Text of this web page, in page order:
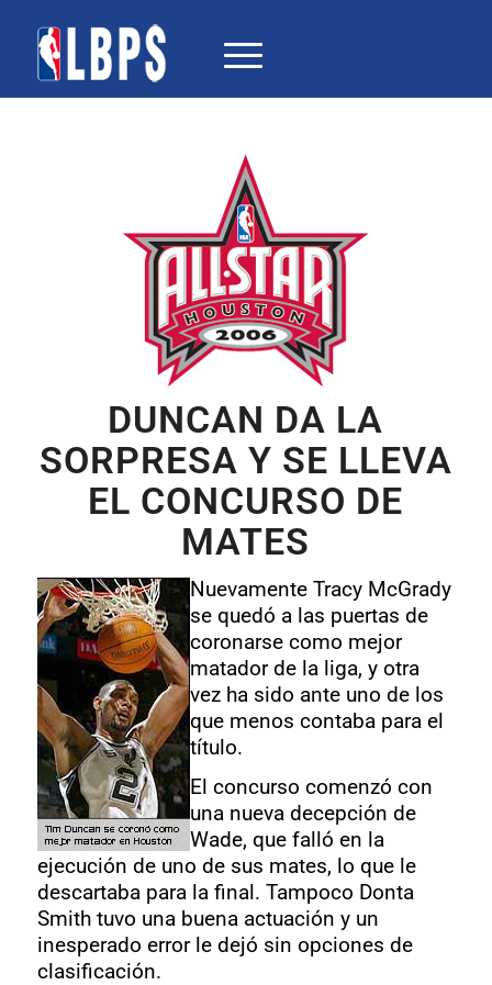
DUNCAN DA LA
SORPRESA Y SE LLEVA
EL CONCURSO DE
MATES
Nuevamente Tracy McGrady
se quedó a las puertas de
coronarse como mejor
matador de la liga, y otra
vez ha sido ante uno de los
que menos contaba para el
título.
El concurso comenzó con
una nueva decepción de
Wade, que falló en la
ejecución de uno de sus mates, lo que le
descartaba para la final. Tampoco Donta
Smith tuvo una buena actuación y un
inesperado error le dejó sin opciones de
clasificación.